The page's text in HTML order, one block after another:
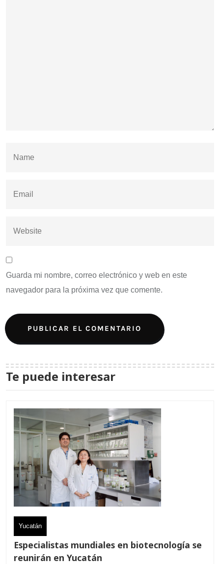
Guarda mi nombre, correo electrónico y web en este
navegador para la próxima vez que comente.
Te puede interesar
Yucatán
Especialistas mundiales en biotecnología se
reunirán en Yucatán